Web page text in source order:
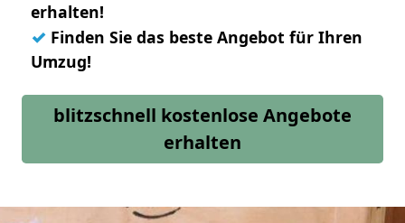
erhalten!
✓ Finden Sie das beste Angebot für Ihren
Umzug!
blitzschnell kostenlose Angebote
erhalten